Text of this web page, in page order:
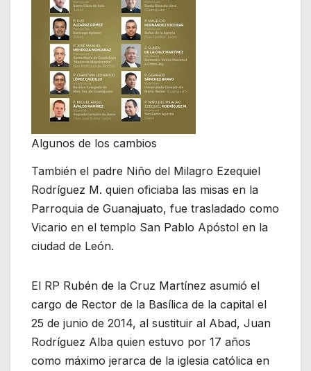
Algunos de los cambios
También el padre Niño del Milagro Ezequiel
Rodríguez M. quien oficiaba las misas en la
Parroquia de Guanajuato, fue trasladado como
Vicario en el templo San Pablo Apóstol en la
ciudad de León.
El RP Rubén de la Cruz Martínez asumió el
cargo de Rector de la Basílica de la capital el
25 de junio de 2014, al sustituir al Abad, Juan
Rodríguez Alba quien estuvo por 17 años
como máximo jerarca de la iglesia católica en